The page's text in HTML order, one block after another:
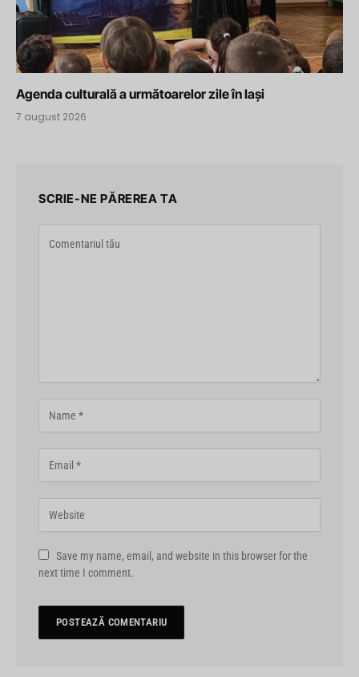
Agenda culturală a următoarelor zile în Iași
7 august 2026
SCRIE-NE PĂREREA TA
Save my name, email, and website in this browser for the
next time I comment.